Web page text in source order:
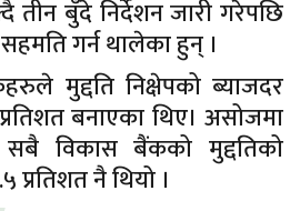
तीन बुँदे निर्देशन जारी गरेपछि
गर्न थालेका हुन् ।
मुद्दति निक्षेपको ब्याजदर
बनाएका थिए। असोजमा
सबै विकास बैंकको मुद्दतिको
नै थियो ।